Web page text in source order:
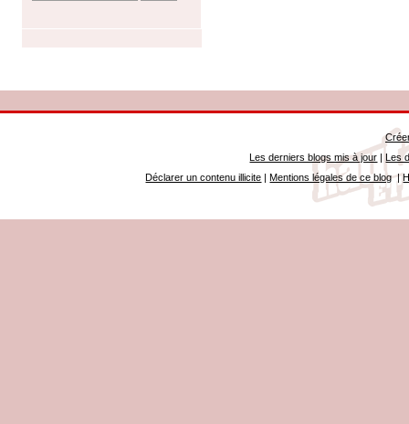
Les derniers blogs mis à jour |Les
Déclarer un contenu illicite |Mentions légales de ce blog|